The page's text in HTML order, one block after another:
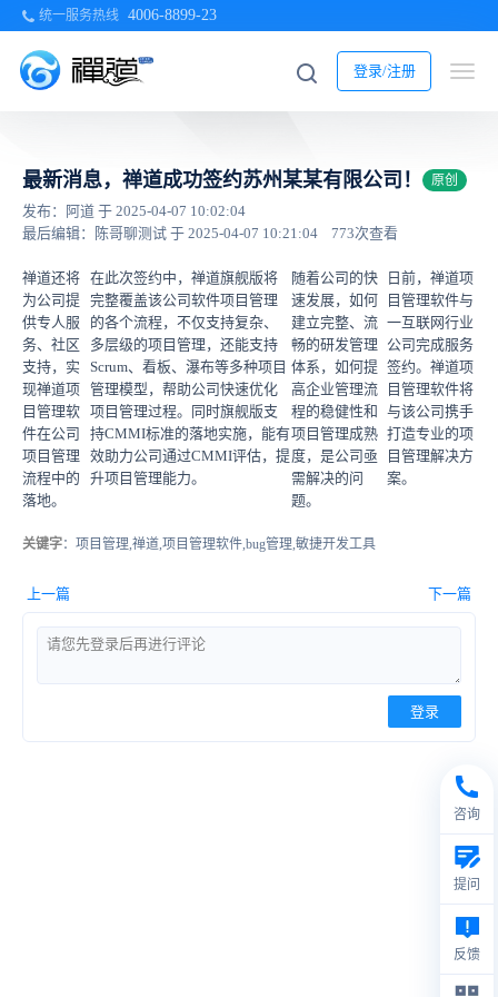
统一服务热线 4006-8899-23
登录/注册
最新消息，禅道成功签约苏州某某有限公司！ 原创
发布：阿道 于 2025-04-07 10:02:04
最后编辑：陈哥聊测试 于 2025-04-07 10:21:04
773次查看
日前，禅道项
目管理软件与
一互联网行业
公司完成服务
签约。禅道项
目管理软件将
与该公司携手
打造专业的项
目管理解决方
案。
随着公司的快
速发展，如何
建立完整、流
畅的研发管理
体系，如何提
高企业管理流
程的稳健性和
项目管理成熟
度，是公司亟
需解决的问
题。
在此次签约中，禅道旗舰版将
完整覆盖该公司软件项目管理
的各个流程，不仅支持复杂、
多层级的项目管理，还能支持
Scrum、看板、瀑布等多种项目
管理模型，帮助公司快速优化
项目管理过程。同时旗舰版支
持CMMI标准的落地实施，能有
效助力公司通过CMMI评估，提
升项目管理能力。
禅道还将
为公司提
供专人服
务、社区
支持，实
现禅道项
目管理软
件在公司
项目管理
流程中的
落地。
关键字：项目管理,禅道,项目管理软件,bug管理,敏捷开发工具
上一篇 下一篇
登录
咨询
提问
反馈